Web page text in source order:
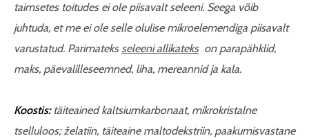
taimsetes toitudes ei ole piisavalt seleeni. Seega võib
juhtuda, et me ei ole selle olulise mikroelemendiga piisavalt
varustatud. Parimateksseleeni allikatekson parapähklid,
maks, päevalilleseemned, liha, mereannid ja kala.
Koostis:täiteained kaltsiumkarbonaat, mikrokristalne
tselluloos; želatiin, täiteaine maltodekstriin, paakumisvastane